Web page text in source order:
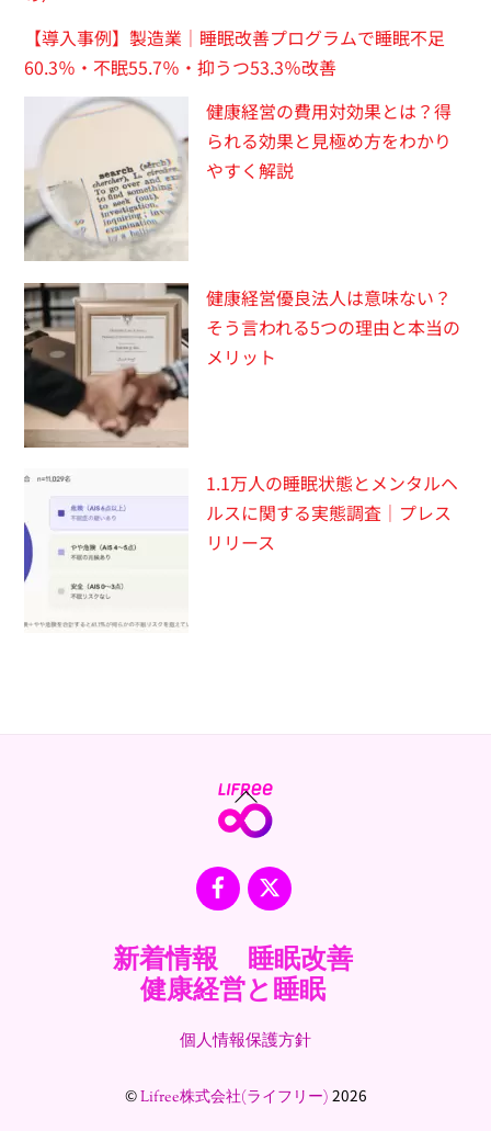
【導入事例】製造業｜睡眠改善プログラムで睡眠不足
60.3％・不眠55.7％・抑うつ53.3％改善
健康経営の費用対効果とは？得
られる効果と見極め方をわかり
やすく解説
健康経営優良法人は意味ない？
そう言われる5つの理由と本当の
メリット
1.1万人の睡眠状態とメンタルヘ
ルスに関する実態調査｜プレス
リリース
Back
To
Facebook
X
新着情報
睡眠改善
健康経営と睡眠
個人情報保護方針
©Lifree株式会社(ライフリー) 2026